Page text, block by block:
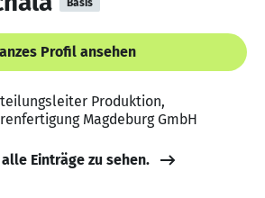
Profil ansehen
Produktion,
Magdeburg GmbH
Einträge zu sehen.